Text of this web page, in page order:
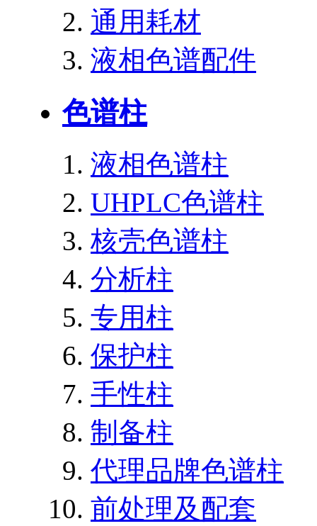
通用耗材
液相色谱配件
色谱柱
液相色谱柱
UHPLC色谱柱
核壳色谱柱
分析柱
专用柱
保护柱
手性柱
制备柱
代理品牌色谱柱
前处理及配套